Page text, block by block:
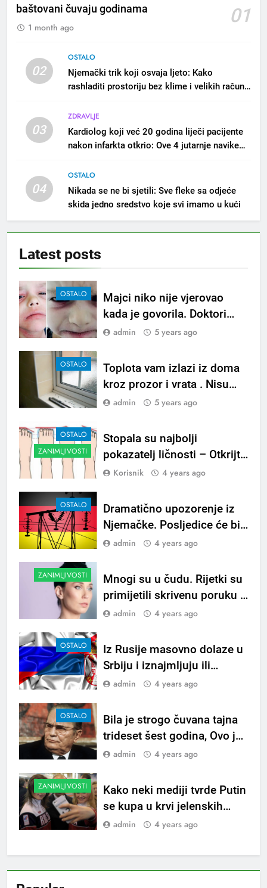
baštovani čuvaju godinama
01
1 month ago
02
OSTALO
Njemački trik koji osvaja ljeto: Kako
rashladiti prostoriju bez klime i velikih računa
03
ZDRAVLJE
Kardiolog koji već 20 godina liječi pacijente
nakon infarkta otkrio: Ove 4 jutarnje navike
rade svakog dana!
04
OSTALO
Nikada se ne bi sjetili: Sve fleke sa odjeće
skida jedno sredstvo koje svi imamo u kući
Latest posts
OSTALO
Majci niko nije vjerovao
kada je govorila. Doktori
govorili da nije normalna,
šokirala ih…
admin 5 years ago
OSTALO
Toplota vam izlazi iz doma
kroz prozor i vrata . Nisu
dobro dihtovani…
admin 5 years ago
OSTALO
ZANIMLJIVOSTI
Stopala su najbolji
pokazatelj ličnosti – Otkrijte
pravu istinu o sebi!
Korisnik 4 years ago
OSTALO
Dramatično upozorenje iz
Njemačke. Posljedice će biti
gubitak radnih mjesta i brzi
admin 4 years ago
ZANIMLJIVOSTI
Mnogi su u čudu. Rijetki su
primijetili skrivenu poruku u
Konstraktinoj pjesmi, Ne
admin 4 years ago
OSTALO
Iz Rusije masovno dolaze u
Srbiju i iznajmljuju ili
kupuju ove stvari, Novac
admin 4 years ago
OSTALO
Bila je strogo čuvana tajna
trideset šest godina, Ovo je
Tito zadnje izgovorio prije
admin 4 years ago
ZANIMLJIVOSTI
Kako neki mediji tvrde Putin
se kupa u krvi jelenskih
rogova a voli alternativne
admin 4 years ago